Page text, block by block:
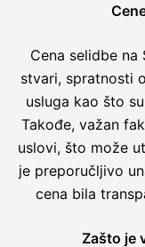
Cena selidbe
stvari, spratnosti
usluga kao što
Takođe, važan
uslovi, što može
je preporučljivo
cena bila
Zašto je